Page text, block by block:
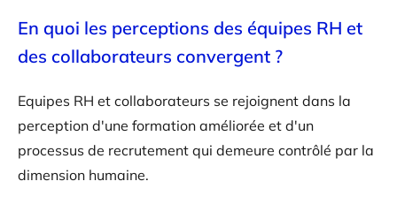
En quoi les perceptions des équipes RH et
des collaborateurs convergent ?
Equipes RH et collaborateurs se rejoignent dans la
perception d'une formation améliorée et d'un
processus de recrutement qui demeure contrôlé par la
dimension humaine.